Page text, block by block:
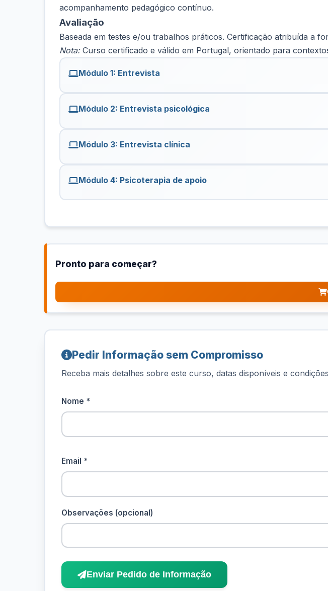
acompanhamento pedagógico contínuo.
Avaliação
Baseada em testes e/ou trabalhos práticos. Certificação atribuída a
Nota:Curso certificado e válido em Portugal, orientado para
Módulo 1: Entrevista
Módulo 2: Entrevista psicológica
Módulo 3: Entrevista clínica
Módulo 4: Psicoterapia de apoio
Pronto para começar?
Pedir Informação sem Compromisso
Receba mais detalhes sobre este curso, datas disponíveis e
Nome *
Email *
Observações (opcional)
Enviar Pedido de Informação